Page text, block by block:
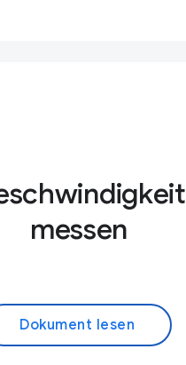
messen
Dokument lesen